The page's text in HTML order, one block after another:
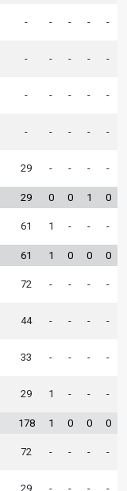
- - - - -
- - - - -
- - - - -
- - - - -
29 - - - -
29 0 0 1 0
61 1 - - -
61 1 0 0 0
72 - - - -
44 - - - -
33 - - - -
29 1 - - -
178 1 0 0 0
72 - - - -
29 - - - -